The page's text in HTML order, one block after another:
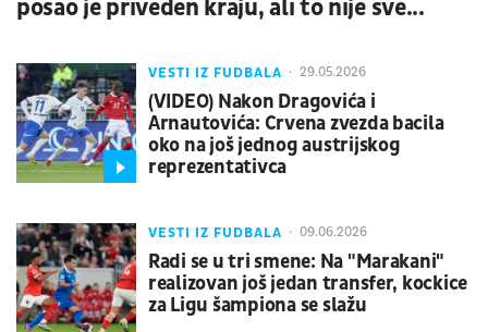
posao je priveden kraju, ali to nije sve...
VESTI IZ FUDBALA 29.05.2026
(VIDEO) Nakon Dragovića i
Arnautovića: Crvena zvezda bacila
oko na još jednog austrijskog
reprezentativca
VESTI IZ FUDBALA 09.06.2026
Radi se u tri smene: Na "Marakani"
realizovan još jedan transfer, kockice
za Ligu šampiona se slažu